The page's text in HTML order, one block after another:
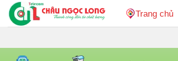
Bỏ
qua
Trang chủ